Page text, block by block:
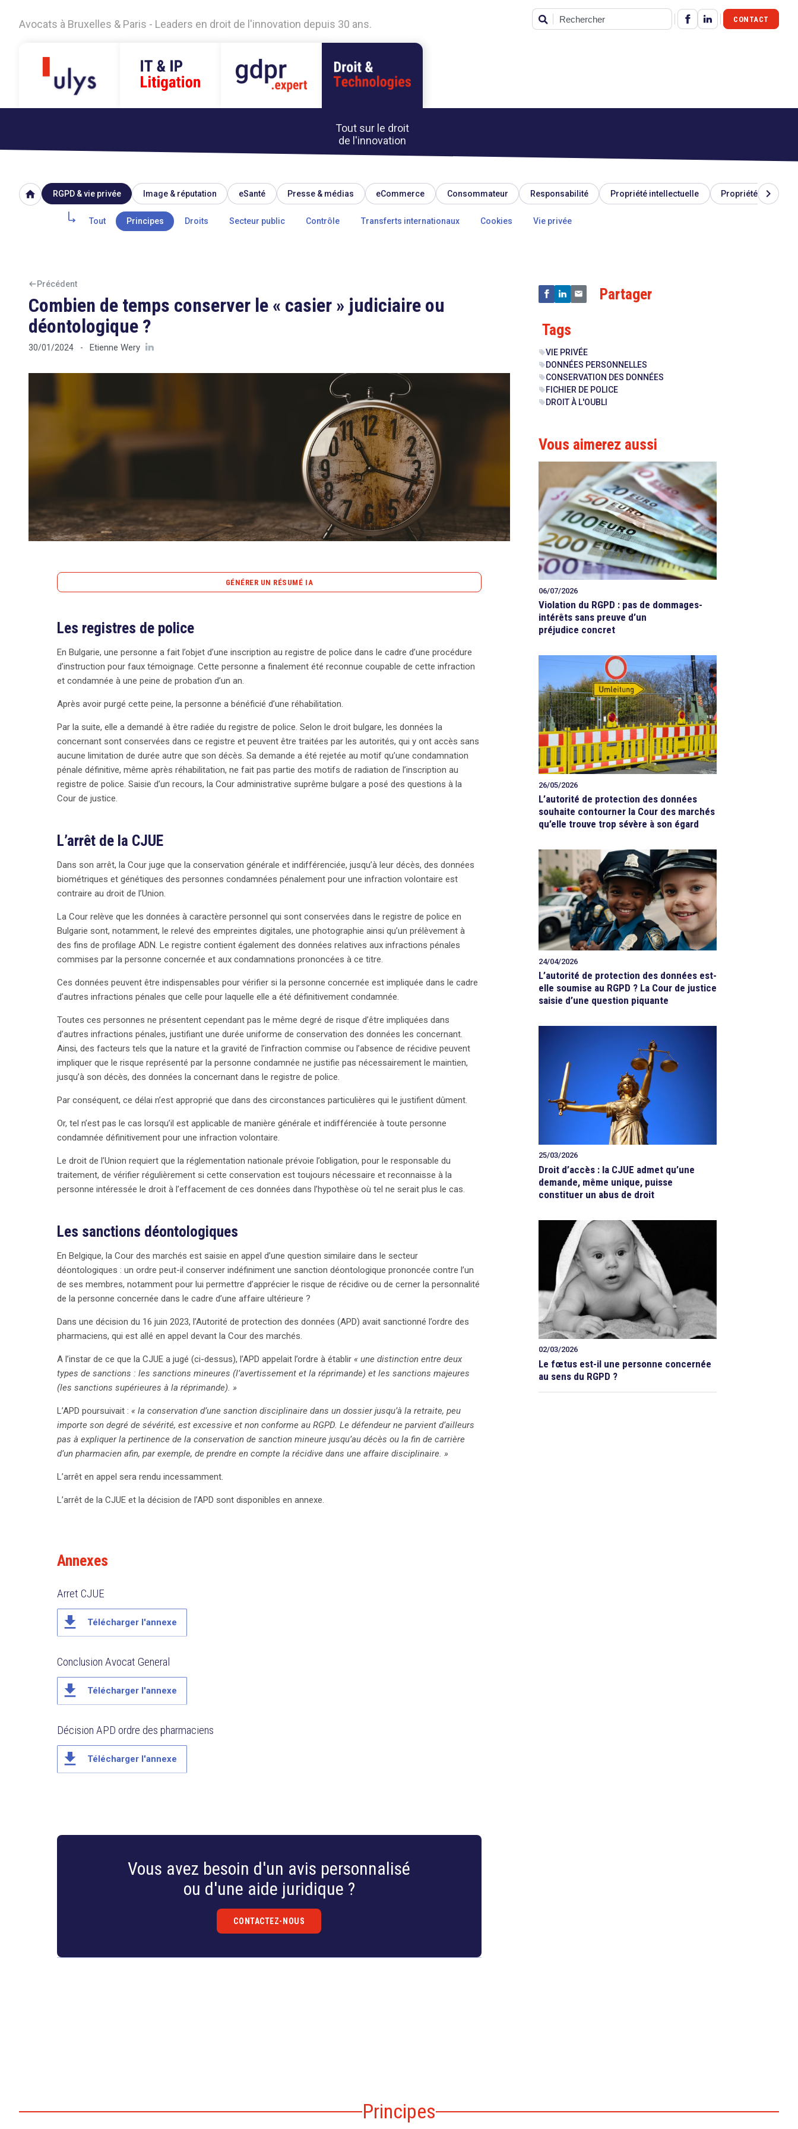
Avocats à Bruxelles & Paris - Leaders en droit de l'innovation depuis 30 ans. Rechercher
CONTACT
Tout sur le droit
de l'innovation
home RGPD & vie privée Image & réputation eSanté Presse & médias eCommerce Consommateur Responsabilité Propriété intellectuelle Propriété
Tout Principes Droits Secteur public Contrôle Transferts internationaux Cookies Vie privée
chevron_right
Précédent
Combien de temps conserver le « casier » judiciaire ou
déontologique ?
30/01/2024 - Etienne Wery
GÉNÉRER UN RÉSUMÉ IA
En Bulgarie, un individu, reconnu coupable de faux témoignage, a vu son inscription au registre de
l’Union Européenne (CJUE). La CJUE a jugé que la conservation indéfinie des données personnelles
des personnes condamnées, y compris les empreintes digitales et les profils ADN, viole le droit de
l’Union. Elle a souligné que ces données, bien que cruciales pour la prévention de nouvelles infractions,
représentent pas le même risque de récidive. La cour a insisté sur la nécessité d’un examen régulier
de la pertinence de la conservation des données et a affirmé le droit à l’effacement lorsque leur
maintien n’est plus justifié. Parallèlement, en Belgique, une affaire similaire a émergé : l’Autorité de
protection des données a sanctionné un ordre professionnel pour avoir conservé indéfiniment des
sanctions déontologiques, qualifiant cette pratique d’excessive et non conforme au RGPD. Elle a
demandé une distinction entre sanctions mineures et majeures, soulignant qu’il est inapproprié de
conserver des sanctions mineures jusqu’à la retraite d’un membre. Ces deux décisions mettent en
Les registres de police
En Bulgarie, une personne a fait l’objet d’une inscription au registre de police dans le cadre d’une procédure
d’instruction pour faux témoignage. Cette personne a finalement été reconnue coupable de cette infraction
et condamnée à une peine de probation d’un an.
Après avoir purgé cette peine, la personne a bénéficié d’une réhabilitation.
Par la suite, elle a demandé à être radiée du registre de police. Selon le droit bulgare, les données la
concernant sont conservées dans ce registre et peuvent être traitées par les autorités, qui y ont accès sans
aucune limitation de durée autre que son décès. Sa demande a été rejetée au motif qu’une condamnation
pénale définitive, même après réhabilitation, ne fait pas partie des motifs de radiation de l’inscription au
registre de police. Saisie d’un recours, la Cour administrative suprême bulgare a posé des questions à la
Cour de justice.
L’arrêt de la CJUE
Dans son arrêt, la Cour juge que la conservation générale et indifférenciée, jusqu’à leur décès, des données
biométriques et génétiques des personnes condamnées pénalement pour une infraction volontaire est
contraire au droit de l’Union.
La Cour relève que les données à caractère personnel qui sont conservées dans le registre de police en
Bulgarie sont, notamment, le relevé des empreintes digitales, une photographie ainsi qu’un prélèvement à
des fins de profilage ADN. Le registre contient également des données relatives aux infractions pénales
commises par la personne concernée et aux condamnations prononcées à ce titre.
Ces données peuvent être indispensables pour vérifier si la personne concernée est impliquée dans le cadre
d’autres infractions pénales que celle pour laquelle elle a été définitivement condamnée.
Toutes ces personnes ne présentent cependant pas le même degré de risque d’être impliquées dans
d’autres infractions pénales, justifiant une durée uniforme de conservation des données les concernant.
Ainsi, des facteurs tels que la nature et la gravité de l’infraction commise ou l’absence de récidive peuvent
impliquer que le risque représenté par la personne condamnée ne justifie pas nécessairement le maintien,
jusqu’à son décès, des données la concernant dans le registre de police.
Par conséquent, ce délai n’est approprié que dans des circonstances particulières qui le justifient dûment.
Or, tel n’est pas le cas lorsqu’il est applicable de manière générale et indifférenciée à toute personne
condamnée définitivement pour une infraction volontaire.
Le droit de l’Union requiert que la réglementation nationale prévoie l’obligation, pour le responsable du
traitement, de vérifier régulièrement si cette conservation est toujours nécessaire et reconnaisse à la
personne intéressée le droit à l’effacement de ces données dans l’hypothèse où tel ne serait plus le cas.
Les sanctions déontologiques
En Belgique, la Cour des marchés est saisie en appel d’une question similaire dans le secteur
déontologiques : un ordre peut-il conserver indéfiniment une sanction déontologique prononcée contre l’un
de ses membres, notamment pour lui permettre d’apprécier le risque de récidive ou de cerner la personnalité
de la personne concernée dans le cadre d’une affaire ultérieure ?
Dans une décision du 16 juin 2023, l’Autorité de protection des données (APD) avait sanctionné l’ordre des
pharmaciens, qui est allé en appel devant la Cour des marchés.
A l’instar de ce que la CJUE a jugé (ci-dessus), l’APD appelait l’ordre à établir « une distinction entre deux
types de sanctions : les sanctions mineures (l’avertissement et la réprimande) et les sanctions majeures
(les sanctions supérieures à la réprimande). »
L’APD poursuivait : « la conservation d’une sanction disciplinaire dans un dossier jusqu’à la retraite, peu
importe son degré de sévérité, est excessive et non conforme au RGPD. Le défendeur ne parvient d’ailleurs
pas à expliquer la pertinence de la conservation de sanction mineure jusqu’au décès ou la fin de carrière
d’un pharmacien afin, par exemple, de prendre en compte la récidive dans une affaire disciplinaire. »
L’arrêt en appel sera rendu incessamment.
L’arrêt de la CJUE et la décision de l’APD sont disponibles en annexe.
Annexes
Arret CJUE
file_download Télécharger l'annexe
Conclusion Avocat General
file_download Télécharger l'annexe
Décision APD ordre des pharmaciens
file_download Télécharger l'annexe
Vous avez besoin d'un avis personnalisé
ou d'une aide juridique ?
CONTACTEZ-NOUS
Partager
Tags
sellVIE PRIVÉE
sellDONNÉES PERSONNELLES
sellCONSERVATION DES DONNÉES
sellFICHIER DE POLICE
sellDROIT À L'OUBLI
Vous aimerez aussi
06/07/2026
Violation du RGPD : pas de dommages-
intérêts sans preuve d’un
préjudice concret
26/05/2026
L’autorité de protection des données
souhaite contourner la Cour des marchés
qu’elle trouve trop sévère à son égard
24/04/2026
L’autorité de protection des données est-
elle soumise au RGPD ? La Cour de justice
saisie d’une question piquante
25/03/2026
Droit d’accès : la CJUE admet qu’une
demande, même unique, puisse
constituer un abus de droit
02/03/2026
Le fœtus est-il une personne concernée
au sens du RGPD ?
Principes
search